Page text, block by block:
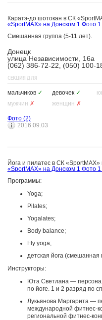
Каратэ-до шотокан в СК
«SportMAX» на Донском 1 Фото
Смешанная группа (5-11 лет).
Донецк
улица Независимости, 16а
(062) 386-72-22, (050) 100-
СЕКЦИЯ ДЛЯ
мальчиков ✓ девочек ✓
мужчин ✗ женщин ✗
Фото (2)
2016.09.03
Йога и пилатес в СК
«SportMAX» на Донском 1 Фото
Программы:
Yoga;
Pilates;
Yogalates;
Body balance;
Fly yoga;
детская йога (смешанная
Инструкторы:
Юта Светлана —
по йоге. 1 и 2 разряд по
Лукьянова Маргарита —
международной фитнес-
региональной фитнес-